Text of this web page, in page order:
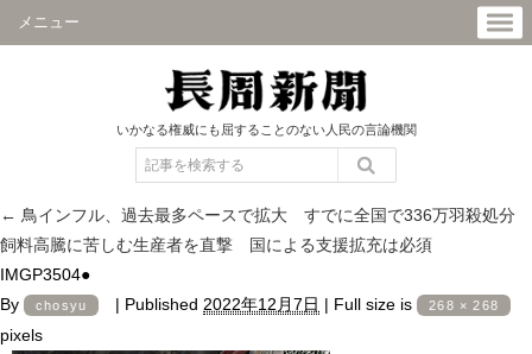
メニュー
いかなる権威にも屈することのない人民の言論機関
← 鳥インフル、過去最多ペースで拡大 すでに全国で336万羽殺処分
飼料高騰に苦しむ生産者を直撃 国による支援拡充は必須
IMGP3504●
By
chosyu | Published 2022年12月7日 | Full size is 268 × 268
pixels